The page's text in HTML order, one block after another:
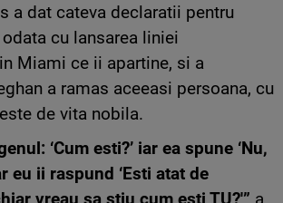
a dat cateva declaratii pentru
cu lansarea liniei
Miami ce ii apartine, si a
a ramas aceeasi persoana, cu
de vita nobila.
‘Cum esti?’ iar ea spune ‘Nu,
eu ii raspund ‘Esti atat de